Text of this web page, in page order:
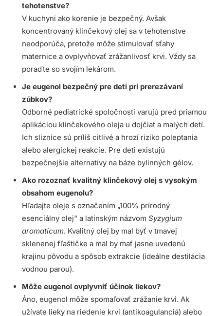
tehotenstve?
V kuchyni ako korenie je bezpečný. Avšak
koncentrovaný klinčekový olej sa v tehotenstve
neodporúča, pretože môže stimulovať sťahy
maternice a ovplyvňovať zrážanlivosť krvi. Vždy sa
poraďte so svojím lekárom.
Je eugenol bezpečný pre deti pri prerezávaní
zúbkov?
Odborné pediatrické spoločnosti varujú pred priamou
aplikáciou klinčekového oleja u dojčiat a malých detí.
Ich sliznice sú príliš citlivé a hrozí riziko poleptania
alebo alergickej reakcie. Pre deti existujú
bezpečnejšie alternatívy na báze bylinných gélov.
Ako rozoznať kvalitný klinčekový olej s vysokým
obsahom eugenolu?
Hľadajte oleje s označením „100% prírodný
esenciálny olej“ a latinským názvom Syzygium
aromaticum. Kvalitný olej by mal byť v tmavej
sklenenej fľaštičke a mal by mať jasne uvedenú
krajinu pôvodu a spôsob extrakcie (ideálne destilácia
vodnou parou).
Môže eugenol ovplyvniť účinok liekov?
Áno, eugenol môže spomaľovať zrážanie krvi. Ak
užívate lieky na riedenie krvi (antikoagulanciá) alebo